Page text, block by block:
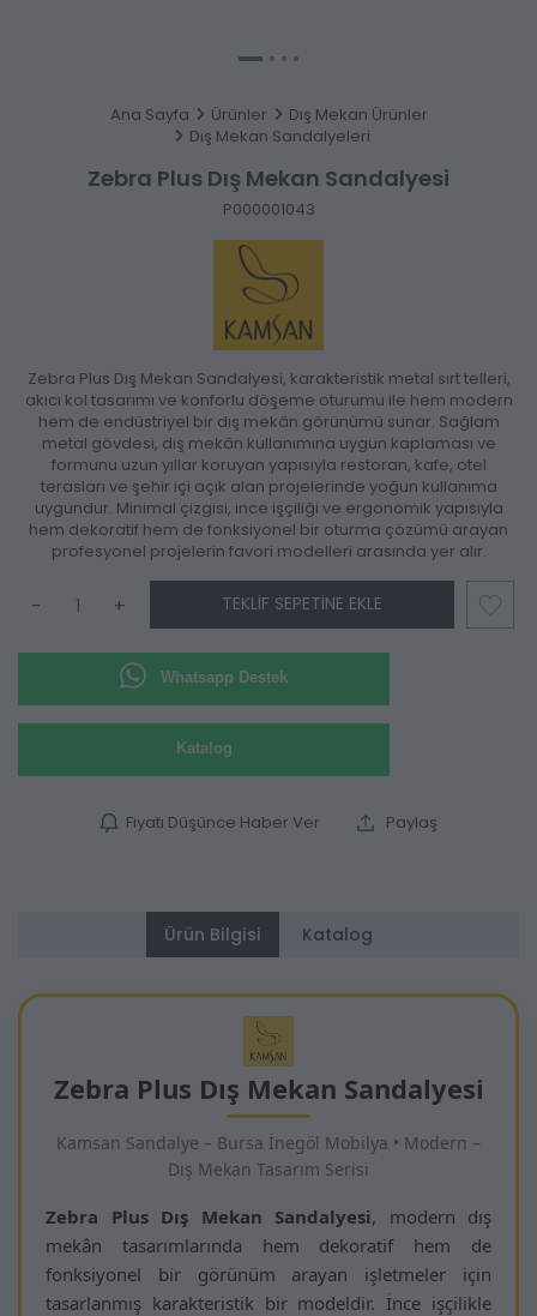
Ana Sayfa Ürünler
Dış Mekan Ürünler
Dış Mekan Sandalyeleri
Zebra Plus Dış Mekan Sandalyesi
P000001043
Zebra Plus Dış Mekan Sandalyesi, karakteristik metal sırt telleri,
akıcı kol tasarımı ve konforlu döşeme oturumu ile hem modern
hem de endüstriyel bir dış mekân görünümü sunar. Sağlam
metal gövdesi, dış mekân kullanımına uygun kaplaması ve
formunu uzun yıllar koruyan yapısıyla restoran, kafe, otel
terasları ve şehir içi açık alan projelerinde yoğun kullanıma
uygundur. Minimal çizgisi, ince işçiliği ve ergonomik yapısıyla
hem dekoratif hem de fonksiyonel bir oturma çözümü arayan
profesyonel projelerin favori modelleri arasında yer alır.
- + TEKLIF SEPETINE EKLE
Whatsapp Destek
Katalog
Fiyatı Düşünce Haber Ver Paylaş
Ürün Bilgisi Katalog
Zebra Plus Dış Mekan Sandalyesi
Kamsan Sandalye – Bursa İnegöl Mobilya • Modern –
Dış Mekan Tasarım Serisi
Zebra Plus Dış Mekan Sandalyesi, modern dış
mekân tasarımlarında hem dekoratif hem de
fonksiyonel bir görünüm arayan işletmeler için
tasarlanmış karakteristik bir modeldir. İnce işçilikle